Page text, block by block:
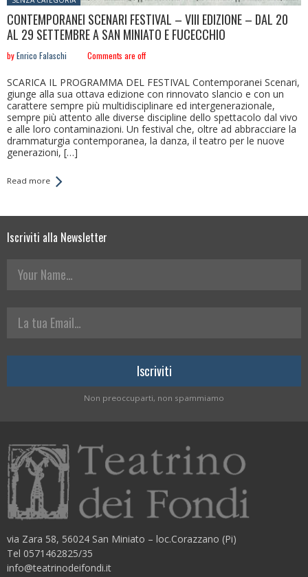
CONTEMPORANEI SCENARI FESTIVAL – VIII EDIZIONE – DAL 20
AL 29 SETTEMBRE A SAN MINIATO E FUCECCHIO
byEnrico Falaschi Comments are off
SCARICA IL PROGRAMMA DEL FESTIVAL Contemporanei Scenari,
giunge alla sua ottava edizione con rinnovato slancio e con un
carattere sempre più multidisciplinare ed intergenerazionale,
sempre più attento alle diverse discipline dello spettacolo dal vivo
e alle loro contaminazioni. Un festival che, oltre ad abbracciare la
drammaturgia contemporanea, la danza, il teatro per le nuove
generazioni, […]
Read more
Iscriviti alla Newsletter
Your Name
La tua Email
Non preoccuparti, non spammiamo
via Zara 58, 56024 San Miniato – loc.Corazzano (Pi)
Tel 0571462825/35
info@teatrinodeifondi.it